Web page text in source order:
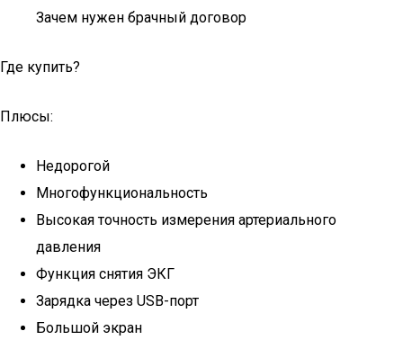
Зачем нужен брачный договор
Где купить?
Плюсы:
Недорогой
Многофункциональность
Высокая точность измерения артериального
давления
Функция снятия ЭКГ
Зарядка через USB-порт
Большой экран